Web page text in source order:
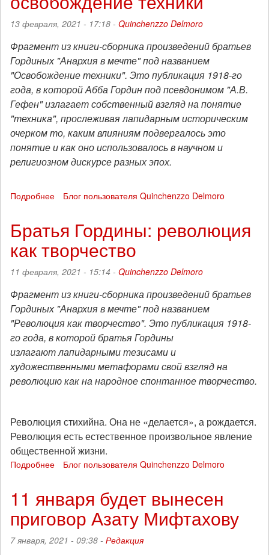
задача
Человека
13 февраля, 2021 - 17:18 - Quinchenzzo Delmoro
Фрагмент из книги-сборника произведений братьев
Гординых "Анархия в мечте" под названием
"Освобождение техники". Это публикация 1918-го
года, в которой Абба Гордин под псевдонимом "А.В.
Гефен" излагает собственный взгляд на понятие
"техника", прослеживая лапидарным историческим
очерком то, каким влияниям подвергалось это
понятие и как оно использовалось в научном и
религиозном дискурсе разных эпох.
Подробнее
(А.В.
освобождение
техники
Блог пользователя Quinchenzzo Delmoro
Братья Гордины: революция
как творчество
11 февраля, 2021 - 15:14 - Quinchenzzo Delmoro
Фрагмент из книги-сборника произведений братьев
Гординых "Анархия в мечте" под названием
"Революция как творчество". Это публикация 1918-
го года, в которой братья Гордины
излагают лапидарными тезисами и
художественными метафорами свой взгляд на
революцию как на народное спонтанное творчество.
Революция стихийна. Она не «делается», а рождается.
Революция есть естественное произвольное явление
общественной жизни.
Подробнее
революция
творчество
Блог пользователя Quinchenzzo Delmoro
11 января будет вынесен
приговор Азату Мифтахову
7 января, 2021 - 09:38 - Редакция